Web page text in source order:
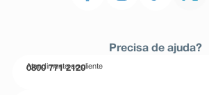
Precisa de ajuda?
Atendimento ao cliente
0800 771 2120